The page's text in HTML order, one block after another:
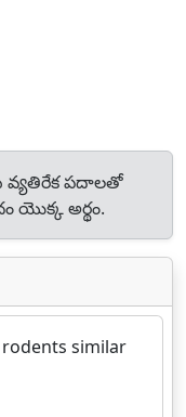
పదాలతో
యొక్క అర్థం.
similar